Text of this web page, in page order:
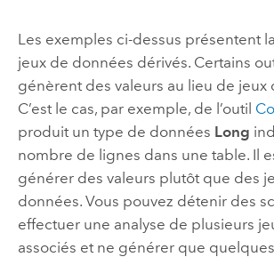
Les exemples ci-dessus présentent
jeux de données dérivés. Certains
génèrent des valeurs au lieu de jeux
C’est le cas, par exemple, de l’outil
produit un type de données Long
nombre de lignes dans une table. Il
générer des valeurs plutôt que des
données. Vous pouvez détenir des
effectuer une analyse de plusieurs
associés et ne générer que